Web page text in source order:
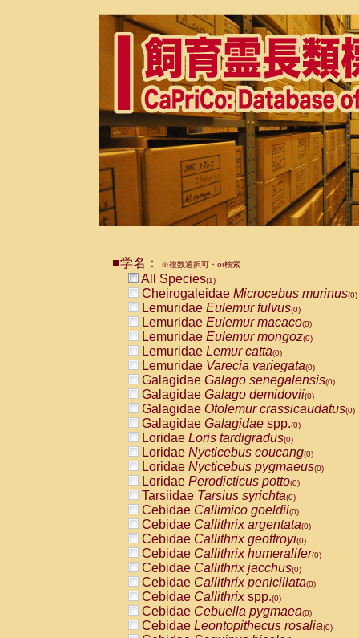
■学名： ※複数選択可・or検索
All Species(1)
Cheirogaleidae Microcebus murinus(0)
Lemuridae Eulemur fulvus(0)
Lemuridae Eulemur macaco(0)
Lemuridae Eulemur mongoz(0)
Lemuridae Lemur catta(0)
Lemuridae Varecia variegata(0)
Galagidae Galago senegalensis(0)
Galagidae Galago demidovii(0)
Galagidae Otolemur crassicaudatus(0)
Galagidae Galagidae spp.(0)
Loridae Loris tardigradus(0)
Loridae Nycticebus coucang(0)
Loridae Nycticebus pygmaeus(0)
Loridae Perodicticus potto(0)
Tarsiidae Tarsius syrichta(0)
Cebidae Callimico goeldii(0)
Cebidae Callithrix argentata(0)
Cebidae Callithrix geoffroyi(0)
Cebidae Callithrix humeralifer(0)
Cebidae Callithrix jacchus(0)
Cebidae Callithrix penicillata(0)
Cebidae Callithrixspp.(0)
Cebidae Cebuella pygmaea(0)
Cebidae Leontopithecus rosalia(0)